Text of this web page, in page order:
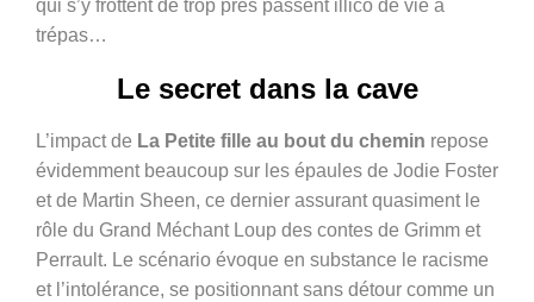
qui s’y frottent de trop près passent illico de vie à
trépas…
Le secret dans la cave
L’impact de La Petite fille au bout du chemin repose
évidemment beaucoup sur les épaules de Jodie Foster
et de Martin Sheen, ce dernier assurant quasiment le
rôle du Grand Méchant Loup des contes de Grimm et
Perrault. Le scénario évoque en substance le racisme
et l’intolérance, se positionnant sans détour comme un